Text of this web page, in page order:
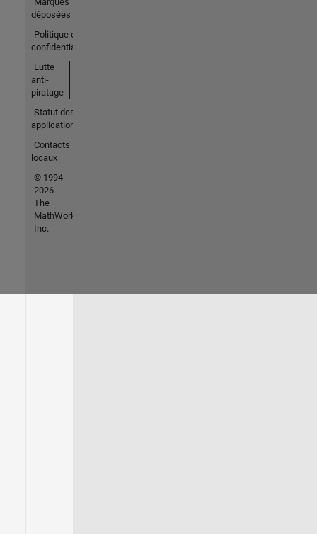
déposées
Politique de
confidentialité
Lutte
anti-
piratage
Statut des
applications
Contacts
locaux
© 1994-
2026
The
MathWorks,
Inc.